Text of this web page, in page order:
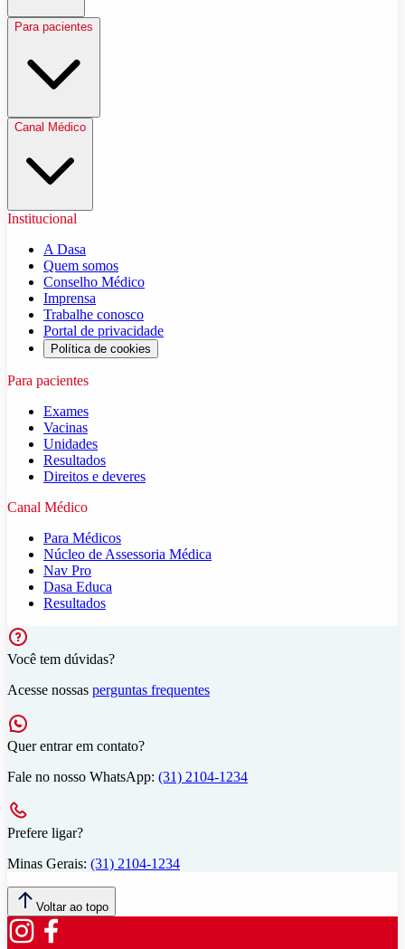
Para pacientes
Canal Médico
Institucional
A Dasa
Quem somos
Conselho Médico
Imprensa
Trabalhe conosco
Portal de privacidade
Política de cookies
Para pacientes
Exames
Vacinas
Unidades
Resultados
Direitos e deveres
Canal Médico
Para Médicos
Núcleo de Assessoria Médica
Nav Pro
Dasa Educa
Resultados
Você tem dúvidas?
Acesse nossas perguntas frequentes
Quer entrar em contato?
Fale no nosso WhatsApp: (31) 2104-1234
Prefere ligar?
Minas Gerais: (31) 2104-1234
Voltar ao topo